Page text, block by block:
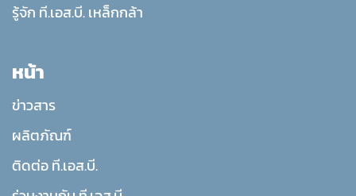
รู้จัก ที.เอส.บี. เหล็กกล้า
หน้า
ข่าวสาร
ผลิตภัณฑ์
ติดต่อ ที.เอส.บี.